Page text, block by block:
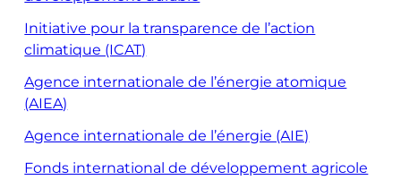
Initiative pour la transparence de l’action
climatique (ICAT)
Agence internationale de l’énergie atomique
(AIEA)
Agence internationale de l’énergie (AIE)
Fonds international de développement agricole